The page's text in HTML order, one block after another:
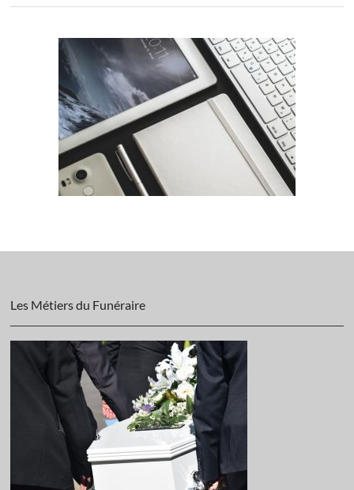
Les Métiers du Funéraire